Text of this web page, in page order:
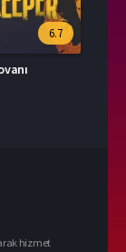
6.7
hizmet